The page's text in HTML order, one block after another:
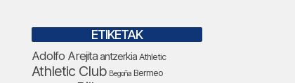
ETIKETAK
Adolfo Arejitaantzerkia Athletic
Athletic Club Begoña Bermeo